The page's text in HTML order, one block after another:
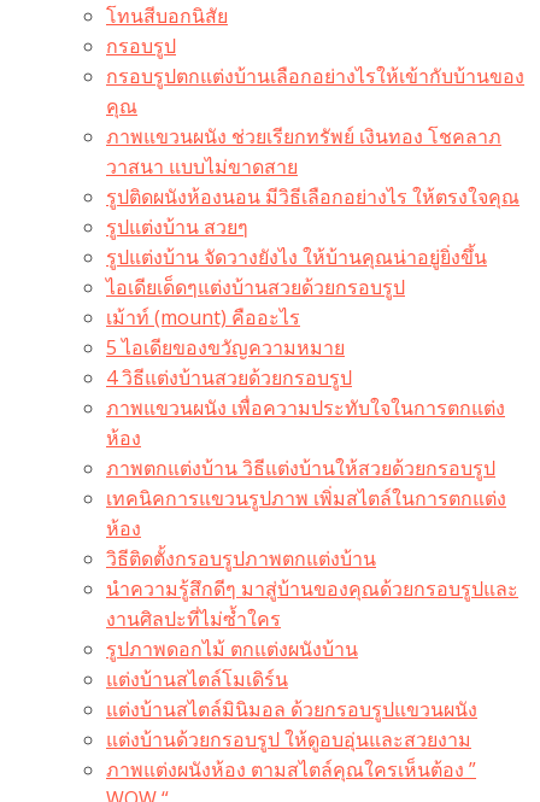
โทนสีบอกนิสัย
กรอบรูป
กรอบรูปตกแต่งบ้านเลือกอย่างไรให้เข้ากับบ้านของ
คุณ
ภาพแขวนผนัง ช่วยเรียกทรัพย์ เงินทอง โชคลาภ
วาสนา แบบไม่ขาดสาย
รูปติดผนังห้องนอน มีวิธีเลือกอย่างไร ให้ตรงใจคุณ
รูปแต่งบ้าน สวยๆ
รูปแต่งบ้าน จัดวางยังไง ให้บ้านคุณน่าอยู่ยิ่งขึ้น
ไอเดียเด็ดๆแต่งบ้านสวยด้วยกรอบรูป
เม้าท์ (mount) คืออะไร​
5 ไอเดียของขวัญความหมาย
4 วิธีแต่งบ้านสวยด้วยกรอบรูป
ภาพแขวนผนัง เพื่อความประทับใจในการตกแต่ง
ห้อง
ภาพตกแต่งบ้าน วิธีแต่งบ้านให้สวยด้วยกรอบรูป
เทคนิคการแขวนรูปภาพ เพิ่มสไตล์ในการตกแต่ง
ห้อง
วิธีติดตั้งกรอบรูปภาพตกแต่งบ้าน
นำความรู้สึกดีๆ มาสู่บ้านของคุณด้วยกรอบรูปและ
งานศิลปะที่ไม่ซ้ำใคร
รูปภาพดอกไม้ ตกแต่งผนังบ้าน
แต่งบ้านสไตล์โมเดิร์น
แต่งบ้านสไตล์มินิมอล ด้วยกรอบรูปแขวนผนัง
แต่งบ้านด้วยกรอบรูป ให้ดูอบอุ่นและสวยงาม
ภาพแต่งผนังห้อง ตามสไตล์คุณใครเห็นต้อง ”